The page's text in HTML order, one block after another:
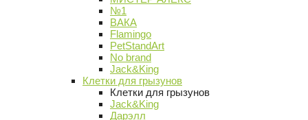
№1
ВАКА
Flamingo
PetStandArt
No brand
Jack&King
Клетки для грызунов
Клетки для грызунов
Jack&King
Дарэлл